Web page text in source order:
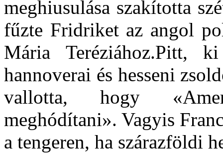
meghiusulása szakította
fűzte Fridriket az angol
Mária Teréziához.Pitt,
hannoverai és hesseni
vallotta, hogy
meghódítani». Vagyis
a tengeren, ha szárazföldi